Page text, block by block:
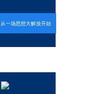
从一场思想大解放开始